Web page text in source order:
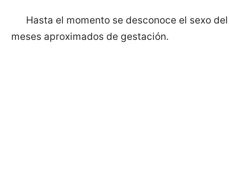
Hasta el momento se desconoce el sexo
meses aproximados de gestación.